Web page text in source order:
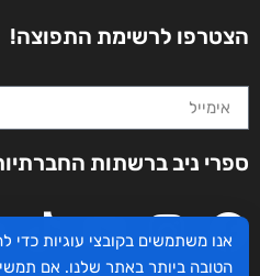
היסטוריה פרטית
₪35
₪35
הצטרפו לרשימת התפוצה!
ספרי ניב ברשתות
אנו משתמשים בקובצי עוגיות כדי
הטובה ביותר באתר שלנו. אם